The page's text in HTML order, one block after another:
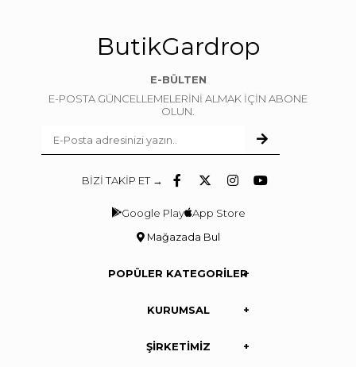
ButikGardrop
E-BÜLTEN
E-POSTA GÜNCELLEMELERİNİ ALMAK İÇİN ABONE
OLUN.
BİZİ TAKİP ET →
Google Play App Store
Mağazada Bul
POPÜLER KATEGORİLER
KURUMSAL
ŞİRKETİMİZ